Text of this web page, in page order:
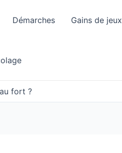
Démarches Gains de jeux
fort ?